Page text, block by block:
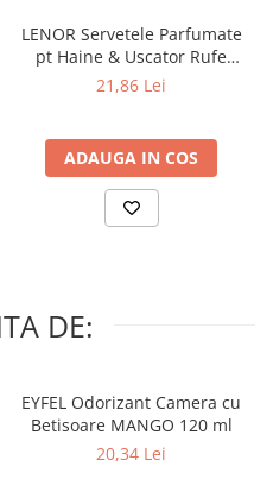
LENOR Servetele Parfumate
pt Haine & Uscator Rufe
SPRING AWAKENING 34 buc
21,86 Lei
ADAUGA IN COS
DE:
EYFEL Odorizant Camera cu
Betisoare MANGO 120 ml
20,34 Lei